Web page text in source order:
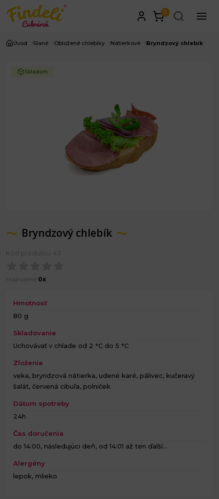
0
Úvod Slané Obložené chlebíky Nátierkové Bryndzový chlebík
Skladom
Bryndzový chlebík
Kód produktu: 43
Hodnotené 0x
Hmotnosť
80 g
Skladovanie
Uchovávať v chlade od 2 °C do 5 °C
Zloženie
veka, bryndzová nátierka, udené karé, pálivec, kučeravý
šalát, červená cibuľa, polniček
Dátum spotreby
24h
Čas doručenia
do 14:00, následujúci deň, od 14:01 až ten ďalší...
Alergény
lepok, mlieko